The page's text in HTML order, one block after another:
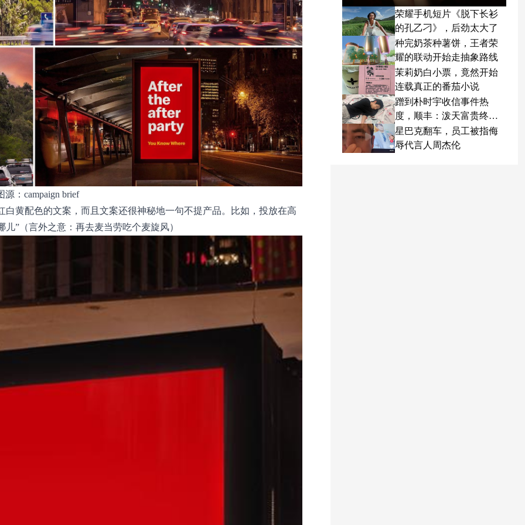
源：campaign brief
黄配色的文案，而且文案还很神秘地一句不提产品。比如，投放在高
”（言外之意：再去麦当劳吃个麦旋风）
荣耀手机短片《脱下长衫
的孔乙刁》，后劲太大了
种完奶茶种薯饼，王者荣
耀的联动开始走抽象路线
茉莉奶白小票，竟然开始
连载真正的番茄小说
蹭到朴时宇收信事件热
度，顺丰：泼天富贵终于
轮到我了
星巴克翻车，员工被指侮
辱代言人周杰伦